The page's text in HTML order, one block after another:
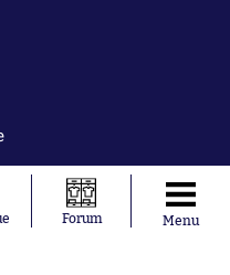
Forum Menu